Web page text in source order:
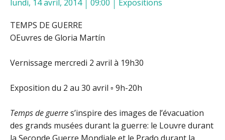
lundi, 14 avril, 2014 09:00 Expositions
TEMPS DE GUERRE
OEuvres de Gloria Martín
Vernissage mercredi 2 avril à 19h30
Exposition du 2 au 30 avril ▫ 9h-20h
Temps de guerres’inspire des images de l’évacuation
des grands musées durant la guerre: le Louvre durant